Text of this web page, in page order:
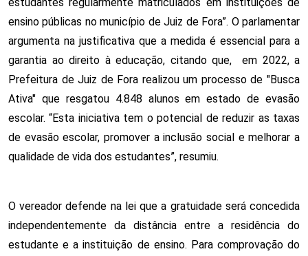
ensino públicas no município de Juiz de Fora”. O parlamentar
argumenta na justificativa que a medida é essencial para a
garantia ao direito à educação, citando que, em 2022, a
Prefeitura de Juiz de Fora realizou um processo de "Busca
Ativa" que resgatou 4.848 alunos em estado de evasão
escolar. “Esta iniciativa tem o potencial de reduzir as taxas
de evasão escolar, promover a inclusão social e melhorar a
qualidade de vida dos estudantes”, resumiu.
O vereador defende na lei que a gratuidade será concedida
independentemente da distância entre a residência do
estudante e a instituição de ensino. Para comprovação do